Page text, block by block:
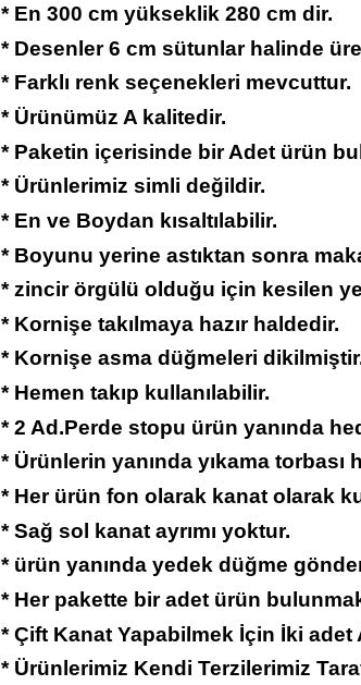
* En 300 cm yükseklik 280 cm dir.
* Desenler 6 cm sütunlar halinde
* Farklı renk seçenekleri mevcuttur.
* Ürünümüz A kalitedir.
* Paketin içerisinde bir Adet ürün
* Ürünlerimiz simli değildir.
* En ve Boydan kısaltılabilir.
* Boyunu yerine astıktan sonra
* zincir örgülü olduğu için kesilen
* Kornişe takılmaya hazır haldedir.
* Kornişe asma düğmeleri
* Hemen takıp kullanılabilir.
* 2 Ad.Perde stopu ürün yanında
* Ürünlerin yanında yıkama
* Her ürün fon olarak kanat olarak
* Sağ sol kanat ayrımı yoktur.
* ürün yanında yedek düğme
* Her pakette bir adet ürün
* Çift Kanat Yapabilmek İçin İki adet
* Ürünlerimiz Kendi Terzilerimiz